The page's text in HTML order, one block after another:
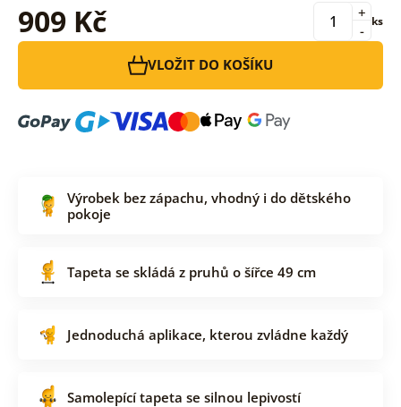
909 Kč -
+ ks
VLOŽIT DO KOŠÍKU
Výrobek bez zápachu, vhodný i do dětského
pokoje
Tapeta se skládá z pruhů o šířce 49 cm
Jednoduchá aplikace, kterou zvládne každý
Samolepící tapeta se silnou lepivostí